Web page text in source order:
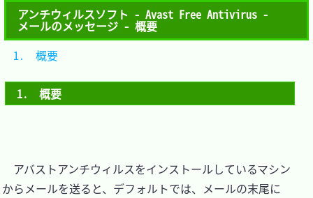
アンチウィルスソフト - Avast Free Antivirus -
メールのメッセージ - 概要
1.　概要
アバストアンチウィルスをインストールしているマシン
からメールを送ると、デフォルトでは、メールの末尾に